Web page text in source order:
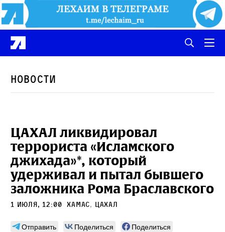
Новости
ЦАХАЛ ликвидировал
террориста «Исламского
джихада»*, который
удерживал и пытал бывшего
заложника Рома Браславского
1 июля, 12:00 ХАМАС, ЦАХАЛ
Отправить Поделиться
Поделиться